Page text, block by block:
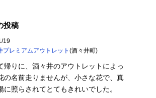
投稿
19
プレミアムアウトレット(酒々井町)
帰りに、酒々井のアウトレットによっ
の名前走りませんが、小さな花で、真
に照らされてとてもきれいでした。